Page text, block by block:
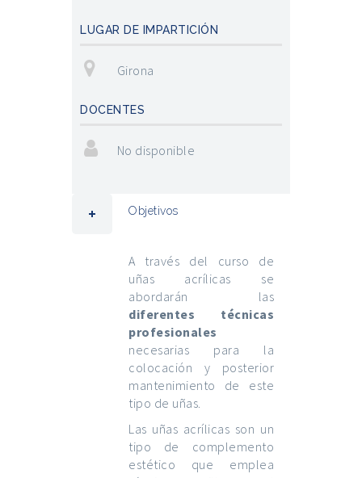
LUGAR DE IMPARTICIÓN
Girona
DOCENTES
No disponible
Objetivos
A través del curso de
uñas acrílicas se
abordarán las
diferentes técnicas
profesionales
necesarias para la
colocación y posterior
mantenimiento de este
tipo de uñas.
Las uñas acrílicas son un
tipo de complemento
estético que emplea